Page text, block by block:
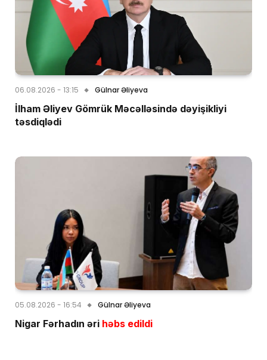
06.08.2026 - 13:15 Gülnar Əliyeva
İlham Əliyev Gömrük Məcəlləsində dəyişikliyi
təsdiqlədi
05.08.2026 - 16:54 Gülnar Əliyeva
Nigar Fərhadın əri həbs edildi